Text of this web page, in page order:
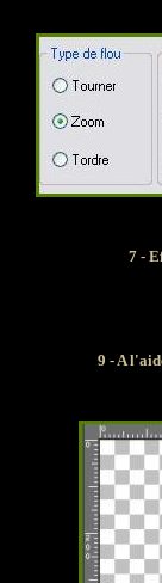
7 -
9 - A